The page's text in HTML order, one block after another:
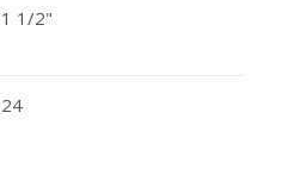
1 1/2"
24